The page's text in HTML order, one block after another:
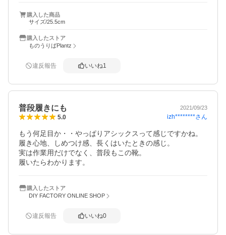
購入した商品
サイズ/25.5cm
購入したストア
ものうりばPlantz
違反報告 いいね1
普段履きにも 2021/09/23
5.0 izh********さん
もう何足目か・・やっぱりアシックスって感じですかね。
履き心地、しめつけ感、長くはいたときの感じ。
実は作業用だけでなく、普段もこの靴。
履いたらわかります。
購入したストア
DIY FACTORY ONLINE SHOP
違反報告 いいね0